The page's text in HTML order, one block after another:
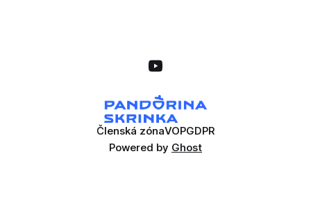
Členská zónaVOPGDPR
Powered by Ghost